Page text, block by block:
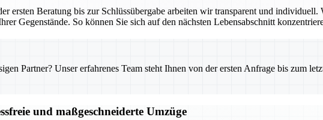
ersten Beratung bis zur Schlüssübergabe arbeiten wir transparent und
Gegenstände. So können Sie sich auf den nächsten Lebensabschnitt
Partner? Unser erfahrenes Team steht Ihnen von der ersten Anfrage bis zum
und maßgeschneiderte Umzüge